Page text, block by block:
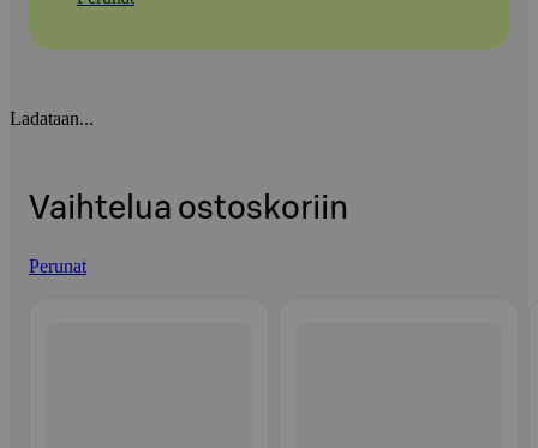
Ladataan...
Vaihtelua ostoskoriin
Perunat